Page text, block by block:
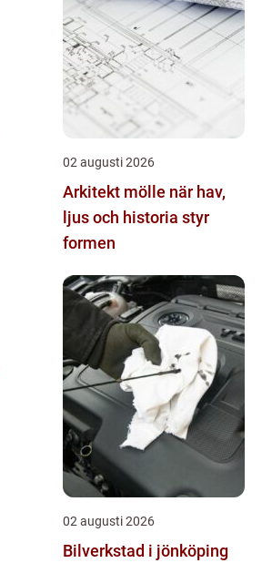
02 augusti 2026
Arkitekt mölle när hav,
ljus och historia styr
formen
02 augusti 2026
Bilverkstad i jönköping